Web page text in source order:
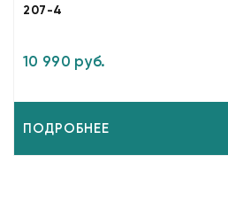
207-4
10 990 руб.
ПОДРОБНЕЕ